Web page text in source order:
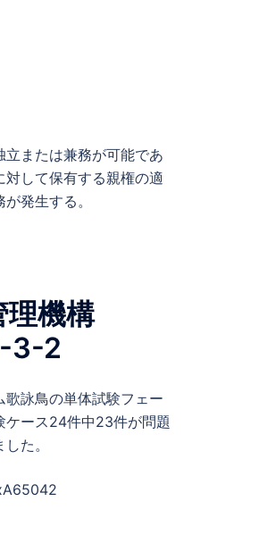
立または兼務が可能であ
対して保有する親権の適
発生する。
理機構
3-2
歌詠鳥の単体試験フェー
ケース24件中23件が問題
た。